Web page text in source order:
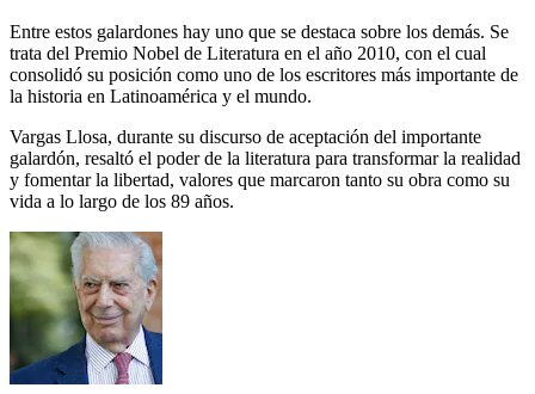
Entre estos galardones hay uno que se destaca sobre los demás. Se
trata del Premio Nobel de Literatura en el año 2010, con el cual
consolidó su posición como uno de los escritores más importante de
la historia en Latinoamérica y el mundo.
Vargas Llosa, durante su discurso de aceptación del importante
galardón, resaltó el poder de la literatura para transformar la realidad
y fomentar la libertad, valores que marcaron tanto su obra como su
vida a lo largo de los 89 años.